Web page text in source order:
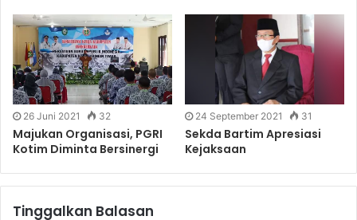
26 Juni 2021 32
Majukan Organisasi, PGRI
Kotim Diminta Bersinergi
24 September 2021 31
Sekda Bartim Apresiasi
Kejaksaan
Tinggalkan Balasan